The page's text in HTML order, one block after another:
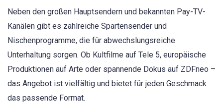
Neben den großen Hauptsendern und bekannten Pay-TV-
Kanälen gibt es zahlreiche Spartensender und
Nischenprogramme, die für abwechslungsreiche
Unterhaltung sorgen. Ob Kultfilme auf Tele 5, europäische
Produktionen auf Arte oder spannende Dokus auf ZDFneo –
das Angebot ist vielfältig und bietet für jeden Geschmack
das passende Format.